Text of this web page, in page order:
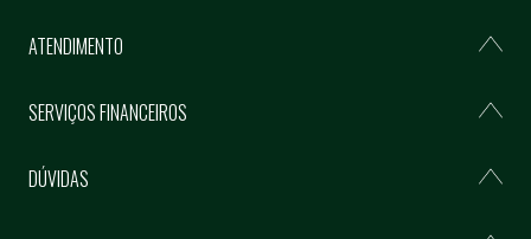
ATENDIMENTO
SERVIÇOS FINANCEIROS
DÚVIDAS